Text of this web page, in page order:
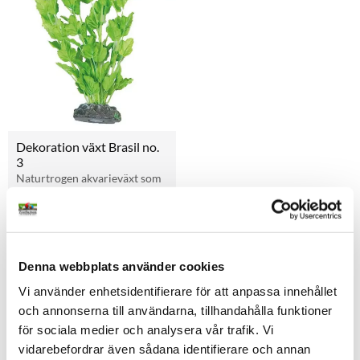
Denna webbplats använder cookies
Vi använder enhetsidentifierare för att anpassa innehållet
och annonserna till användarna, tillhandahålla funktioner
för sociala medier och analysera vår trafik. Vi
vidarebefordrar även sådana identifierare och annan
Dekoration växt Brasil no.
3
Naturtrogen akvarieväxt som
söt- och saltvattensakvarium.
Finns i storlek Small och
Large.
Från
i lager
Andra tittade också på
33%